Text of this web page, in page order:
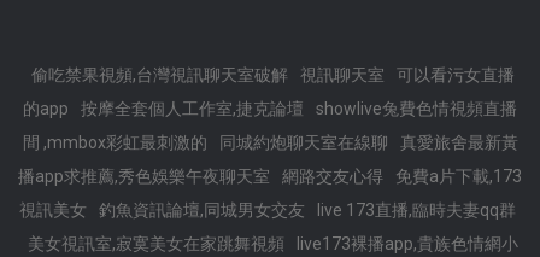
偷吃禁果視頻,台灣視訊聊天室破解 視訊聊天室
可以看污女直播
的app
按摩全套個人工作室,捷克論壇
showlive兔費色情視頻直播
間 ,mmbox彩虹最刺激的
同城約炮聊天室在線聊
真愛旅舍最新黃
播app求推薦,秀色娛樂午夜聊天室
網路交友心得
免費a片下載,173
視訊美女
釣魚資訊論壇,同城男女交友
live 173直播,臨時夫妻qq群
美女視訊室,寂寞美女在家跳舞視頻
live173裸播app,貴族色情網小